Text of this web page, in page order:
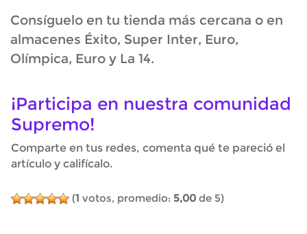
Consíguelo en tu tienda más cercana o en
almacenes Éxito, Super Inter, Euro,
Olímpica, Euro y La 14.
¡Participa en nuestra comunidad
Supremo!
Comparte en tus redes, comenta qué te pareció el
artículo y califícalo.
(1 votos, promedio: 5,00de 5)